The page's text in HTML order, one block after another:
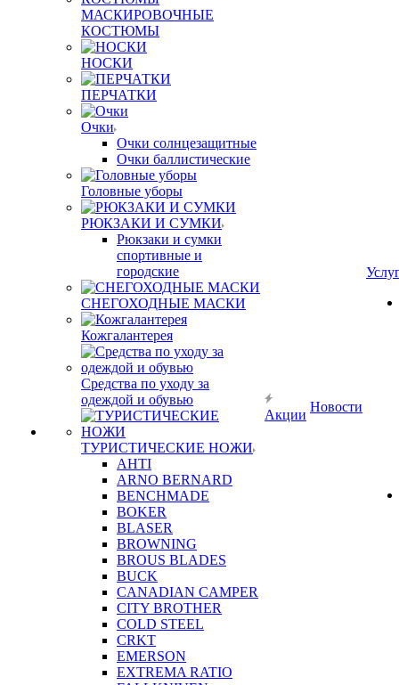
МАСКИРОВОЧНЫЕ
КОСТЮМЫ
НОСКИ
ПЕРЧАТКИ
Очки
Очки солнцезащитные
Очки баллистические
Головные уборы
РЮКЗАКИ И СУМКИ
Рюкзаки и сумки
спортивные и
городские
СНЕГОХОДНЫЕ МАСКИ
Кожгалантерея
Средства по уходу за
одеждой и обувью
ТУРИСТИЧЕСКИЕ НОЖИ
AHTI
ARNO BERNARD
BENCHMADE
BOKER
BLASER
BROWNING
BROUS BLADES
BUCK
CANADIAN CAMPER
CITY BROTHER
COLD STEEL
CRKT
EMERSON
EXTREMA RATIO
Акции
Новости